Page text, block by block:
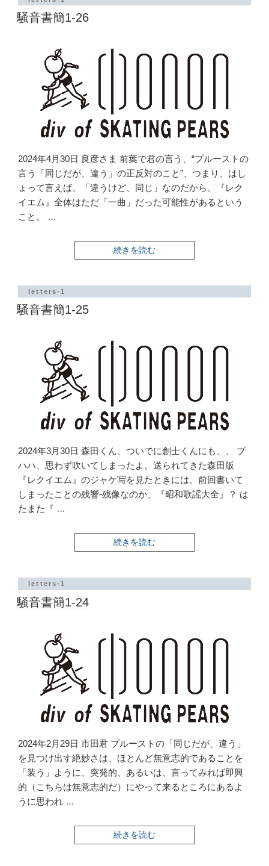
27”
騒音書簡1-26
2024年4月30日 良彦さま 前葉で君の言う、“プルーストの
言う「同じだが、違う」の正反対のこと”、つまり、はし
ょって言えば、「違うけど、同じ」なのだから、『レク
イエム』全体はただ「一曲」だった可能性があるという
こと。 …
“騒
音
26”
続きを読む
letters-1
騒音書簡1-25
2024年3月30日 森田くん、ついでに創士くんにも、、 ブ
ハハ、思わず吹いてしまったよ。送られてきた森田版
『レクイエム』のジャケ写を見たときには。前回書いて
しまったことの残響-残像なのか、『昭和歌謡大全』？ は
たまた『 …
“騒
音
25”
続きを読む
letters-1
騒音書簡1-24
2024年2月29日 市田君 プルーストの「同じだが、違う」
を見つけ出す絶妙さは、ほとんど無意志的であることを
「装う」ように、突発的、あるいは、言ってみれば即興
的（こちらは無意志的だ）にやって来るところにあるよ
うに思われ …
“騒
音
続きを読む